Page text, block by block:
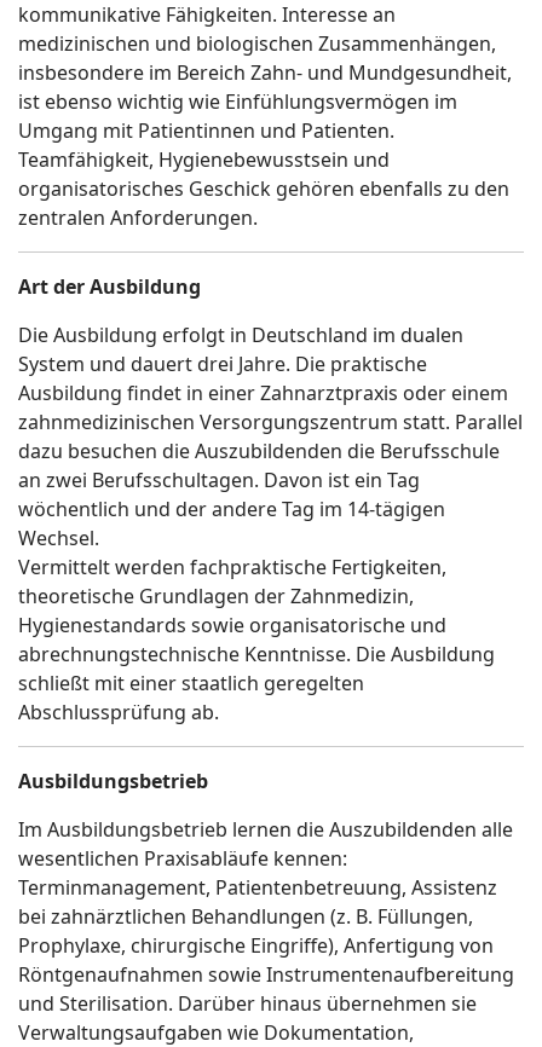
kommunikative Fähigkeiten. Interesse an
medizinischen und biologischen Zusammenhängen,
insbesondere im Bereich Zahn- und Mundgesundheit,
ist ebenso wichtig wie Einfühlungsvermögen im
Umgang mit Patientinnen und Patienten.
Teamfähigkeit, Hygienebewusstsein und
organisatorisches Geschick gehören ebenfalls zu den
zentralen Anforderungen.
Art der Ausbildung
Die Ausbildung erfolgt in Deutschland im dualen
System und dauert drei Jahre. Die praktische
Ausbildung findet in einer Zahnarztpraxis oder einem
zahnmedizinischen Versorgungszentrum statt. Parallel
dazu besuchen die Auszubildenden die Berufsschule
an zwei Berufsschultagen. Davon ist ein Tag
wöchentlich und der andere Tag im 14-tägigen
Wechsel.
Vermittelt werden fachpraktische Fertigkeiten,
theoretische Grundlagen der Zahnmedizin,
Hygienestandards sowie organisatorische und
abrechnungstechnische Kenntnisse. Die Ausbildung
schließt mit einer staatlich geregelten
Abschlussprüfung ab.
Ausbildungsbetrieb
Im Ausbildungsbetrieb lernen die Auszubildenden alle
wesentlichen Praxisabläufe kennen:
Terminmanagement, Patientenbetreuung, Assistenz
bei zahnärztlichen Behandlungen (z. B. Füllungen,
Prophylaxe, chirurgische Eingriffe), Anfertigung von
Röntgenaufnahmen sowie Instrumentenaufbereitung
und Sterilisation. Darüber hinaus übernehmen sie
Verwaltungsaufgaben wie Dokumentation,